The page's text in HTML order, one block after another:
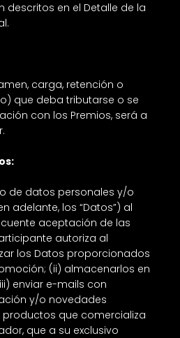
descritos en el Detalle de la
carga, retención o
que deba tributarse o se
con los Premios, será a
de datos personales y/o
adelante, los “Datos”) al
aceptación de las
autoriza al
los Datos proporcionados
(ii) almacenarlos en
enviar e-mails con
y/o novedades
que comercializa
que a su exclusivo